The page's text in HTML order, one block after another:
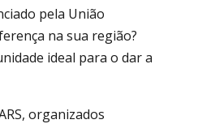
pela União
na sua região?
ideal para o dar a
organizados